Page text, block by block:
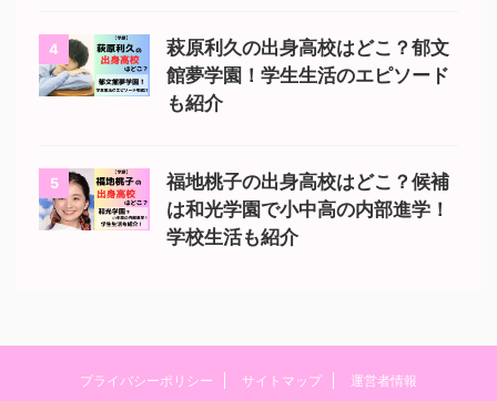
4
萩原利久の出身高校はどこ？郁文
館夢学園！学生生活のエピソード
も紹介
5
福地桃子の出身高校はどこ？候補
は和光学園で小中高の内部進学！
学校生活も紹介
プライバシーポリシー サイトマップ 運営者情報